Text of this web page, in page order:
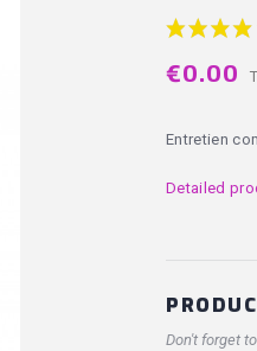
€0.00
Entretien
Detailed
Don't forget